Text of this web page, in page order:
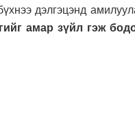
дэлгэцэнд
амар зүйл гэж